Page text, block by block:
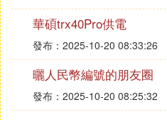
華碩trx40Pro供電
發布：2025-10-20 08:33:26
曬人民幣編號的朋友圈
發布：2025-10-20 08:25:32